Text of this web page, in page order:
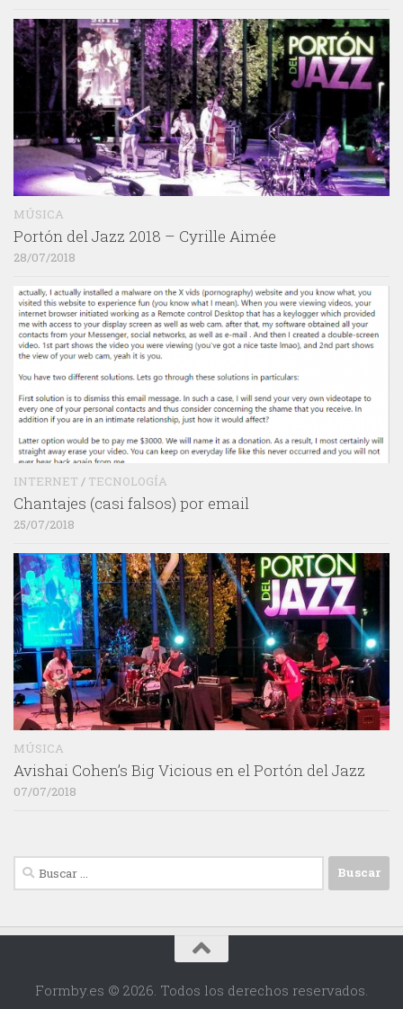
MÚSICA
Portón del Jazz 2018 – Cyrille Aimée
28/07/2018
INTERNET / TECNOLOGÍA
Chantajes (casi falsos) por email
25/07/2018
MÚSICA
Avishai Cohen’s Big Vicious en el Portón del Jazz
07/07/2018
Buscar:
Formby.es © 2026. Todos los derechos reservados.